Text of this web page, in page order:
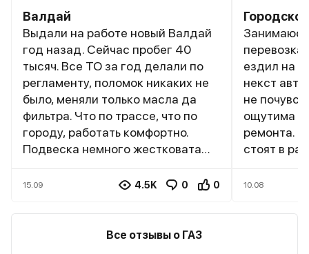
Валдай
Выдали на работе новый Валдай
год назад. Сейчас пробег 40
тысяч. Все ТО за год делали по
регламенту, поломок никаких не
было, меняли только масла да
фильтра. Что по трассе, что по
городу, работать комфортно.
Подвеска немного жестковата
безкапотника. Из комфортных
кондей, полный электропакет. По
трассе ездить одно
15.09 4.5K 0 0
ездил на
некст
не
ощутима
ремонта.
стоят в
сам
10.08
Все отзывы о ГАЗ